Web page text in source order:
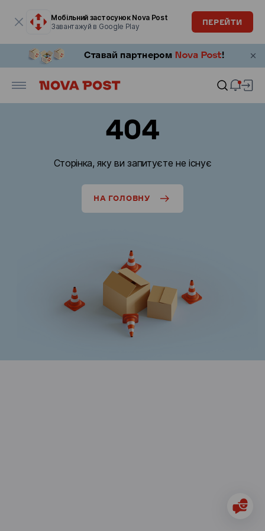
Мобільний застосунок Nova Post
Завантажуй в Google Play
ПЕРЕЙТИ
404
Сторінка, яку ви запитуєте не існує
НА ГОЛОВНУ